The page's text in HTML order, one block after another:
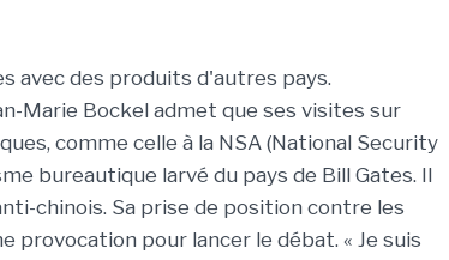
avec des produits d'autres pays.
Marie Bockel admet que ses visites sur
comme celle à la NSA (National Security
bureautique larvé du pays de Bill Gates. Il
chinois. Sa prise de position contre les
provocation pour lancer le débat. « Je suis